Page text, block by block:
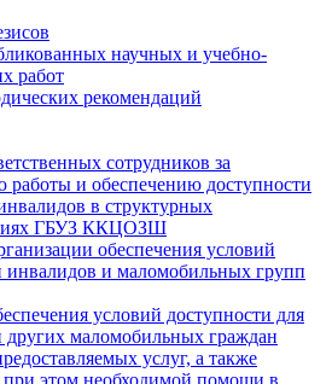
научных и учебно-
работ
рекомендаций
сотрудников за
работы и обеспечению доступности
в структурных
ГБУЗ ККЦОЗШ
обеспечения условий
инвалидов и маломобильных групп
условий доступности для
других маломобильных граждан
услуг, а также
при этом необходимой помощи в